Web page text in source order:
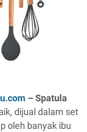
– Spatula
dijual dalam set
oleh banyak ibu